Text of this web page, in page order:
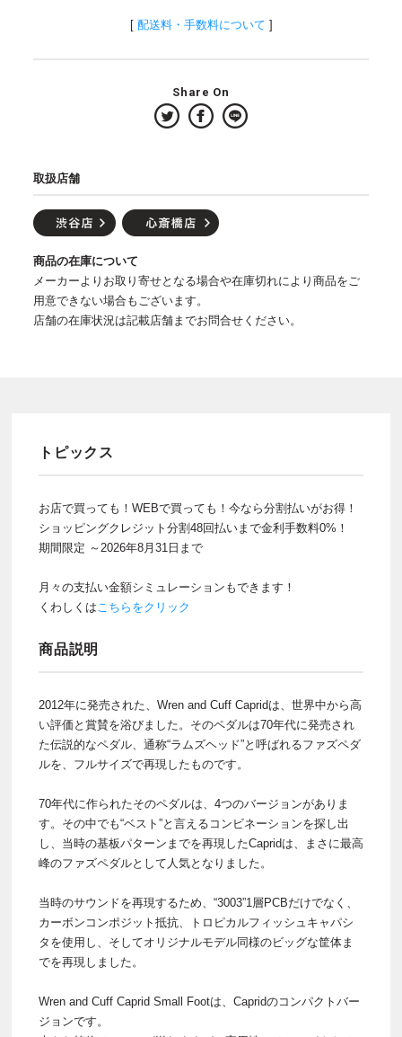
[ 配送料・手数料について ]
Share On
取扱店舗
商品の在庫について
メーカーよりお取り寄せとなる場合や在庫切れにより商品をご
用意できない場合もございます。
店舗の在庫状況は記載店舗までお問合せください。
トピックス
お店で買っても！WEBで買っても！今なら分割払いがお得！
ショッピングクレジット分割48回払いまで金利手数料0%！
期間限定 ～2026年8月31日まで
月々の支払い金額シミュレーションもできます！
くわしくはこちらをクリック
商品説明
2012年に発売された、Wren and Cuff Capridは、世界中から高
い評価と賞賛を浴びました。そのペダルは70年代に発売され
た伝説的なペダル、通称“ラムズヘッド”と呼ばれるファズペダ
ルを、フルサイズで再現したものです。
70年代に作られたそのペダルは、4つのバージョンがありま
す。その中でも“ベスト”と言えるコンビネーションを探し出
し、当時の基板パターンまでを再現したCapridは、まさに最高
峰のファズペダルとして人気となりました。
当時のサウンドを再現するため、“3003”1層PCBだけでなく、
カーボンコンポジット抵抗、トロピカルフィッシュキャパシ
タを使用し、そしてオリジナルモデル同様のビッグな筐体ま
でを再現しました。
Wren and Cuff Caprid Small Footは、Capridのコンパクトバー
ジョンです。